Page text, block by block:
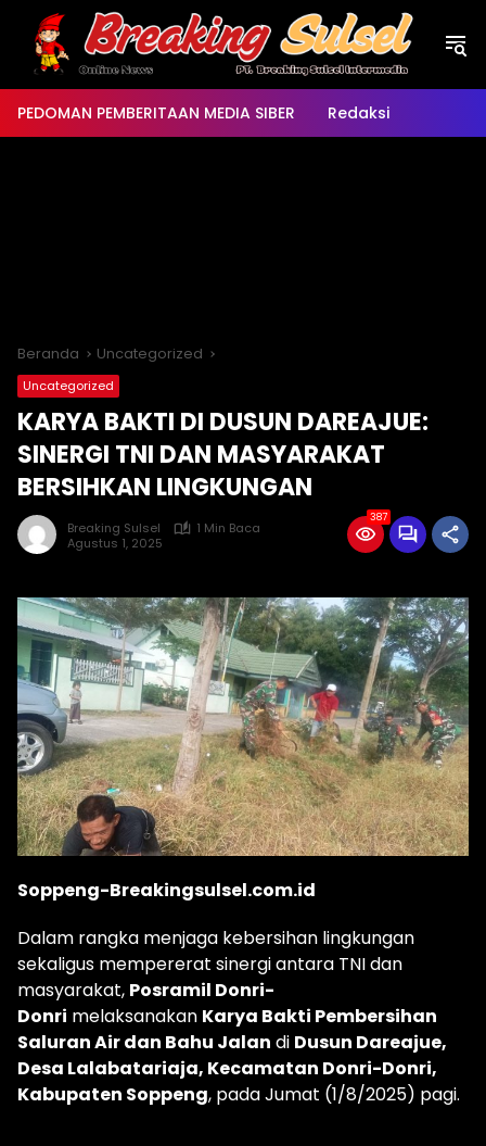
Langsung
konten
PEDOMAN PEMBERITAAN MEDIA SIBER Redaksi
Beranda Uncategorized
Uncategorized
KARYA BAKTI DI DUSUN DAREAJUE:
SINERGI TNI DAN MASYARAKAT
BERSIHKAN LINGKUNGAN
Breaking Sulsel
1 Min Baca
Agustus 1, 2025
387
Soppeng-Breakingsulsel.com.id
Dalam rangka menjaga kebersihan lingkungan
sekaligus mempererat sinergi antara TNI dan
masyarakat, Posramil Donri-
Donri melaksanakan Karya Bakti Pembersihan
Saluran Air dan Bahu Jalan di Dusun Dareajue,
Desa Lalabatariaja, Kecamatan Donri-Donri,
Kabupaten Soppeng, pada Jumat (1/8/2025) pagi.